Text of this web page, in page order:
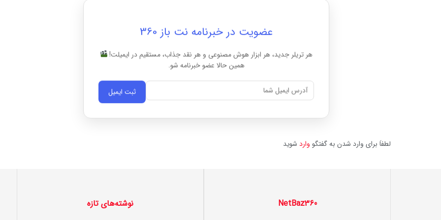
عضویت در خبرنامه نت باز 360
هر تریلر جدید، هر ابزار هوش مصنوعی و هر نقد جذاب، مستقیم در ایمیلت!
همین حالا عضو خبرنامه شو.
ثبت ایمیل
لطفاَ برای وارد شدن به گفتگو وارد شوید
NetBaz360 نوشته‌های تازه